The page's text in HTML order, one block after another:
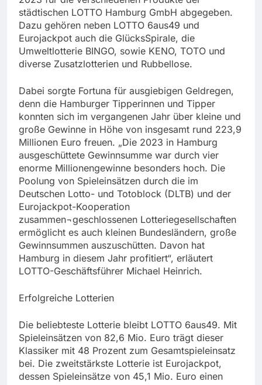
städtischen LOTTO Hamburg GmbH abgegeben.
Dazu gehören neben LOTTO 6aus49 und
Eurojackpot auch die GlücksSpirale, die
Umweltlotterie BINGO, sowie KENO, TOTO und
diverse Zusatzlotterien und Rubbellose.
Dabei sorgte Fortuna für ausgiebigen Geldregen,
denn die Hamburger Tipperinnen und Tipper
konnten sich im vergangenen Jahr über kleine und
große Gewinne in Höhe von insgesamt rund 223,9
Millionen Euro freuen. „Die 2023 in Hamburg
ausgeschüttete Gewinnsumme war durch vier
enorme Millionengewinne besonders hoch. Die
Poolung von Spieleinsätzen durch die im
Deutschen Lotto- und Totoblock (DLTB) und der
Eurojackpot-Kooperation
zusammen¬geschlossenen Lotteriegesellschaften
ermöglicht es auch kleinen Bundesländern, große
Gewinnsummen auszuschütten. Davon hat
Hamburg in diesem Jahr profitiert“, erläutert
LOTTO-Geschäftsführer Michael Heinrich.
Erfolgreiche Lotterien
Die beliebteste Lotterie bleibt LOTTO 6aus49. Mit
Spieleinsätzen von 82,6 Mio. Euro trägt dieser
Klassiker mit 48 Prozent zum Gesamtspieleinsatz
bei. Die zweitstärkste Lotterie ist Eurojackpot,
dessen Spieleinsätze von 45,1 Mio. Euro einen